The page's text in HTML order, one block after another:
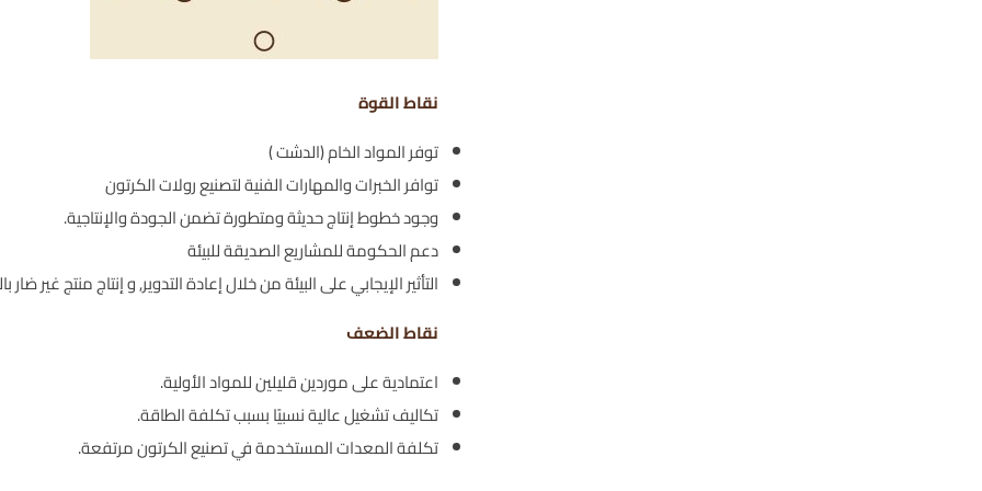
نقاط القوة
توفر المواد الخام (الدشت )
توافر الخبرات والمهارات الفنية لتصنيع رولات الكرتون
وجود خطوط إنتاج حديثة ومتطورة تضمن الجودة والإنتاجية.
دعم الحكومة للمشاريع الصديقة للبيئة
التأثير الإيجابي على البيئة من خلال إعادة التدوير, و إنتاج منتج غير ضار
نقاط الضعف
اعتمادية على موردين قليلين للمواد الأولية.
تكاليف تشغيل عالية نسبيًا بسبب تكلفة الطاقة.
تكلفة المعدات المستخدمة في تصنيع الكرتون مرتفعة.